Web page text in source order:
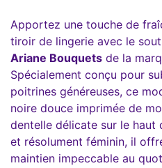
Apportez une touche de
tiroir de lingerie avec le
Ariane Bouquets de la
Spécialement conçu pour
poitrines généreuses, ce
noire douce imprimée de
dentelle délicate sur le
et résolument féminin, il
maintien impeccable au